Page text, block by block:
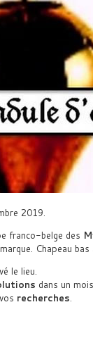
2019.
franco-belge des
Chapeau
le lieu.
dans un
recherches.